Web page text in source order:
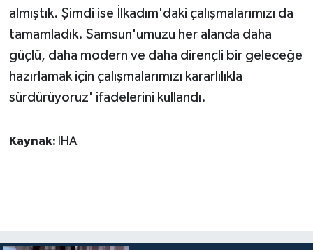
almıştık. Şimdi ise İlkadım'daki çalışmalarımızı da
tamamladık. Samsun'umuzu her alanda daha
güçlü, daha modern ve daha dirençli bir geleceğe
hazırlamak için çalışmalarımızı kararlılıkla
sürdürüyoruz' ifadelerini kullandı.
Kaynak: İHA